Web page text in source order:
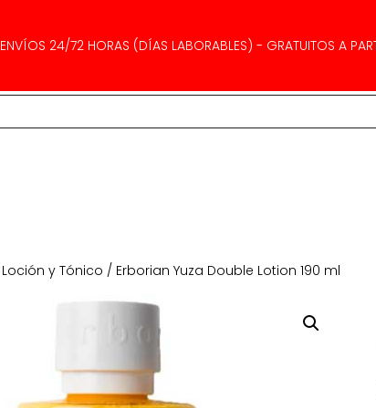
ENVÍOS 24/72 HORAS (DÍAS LABORABLES) - GRATUITOS A
Loción y Tónico / Erborian Yuza Double Lotion 190 ml